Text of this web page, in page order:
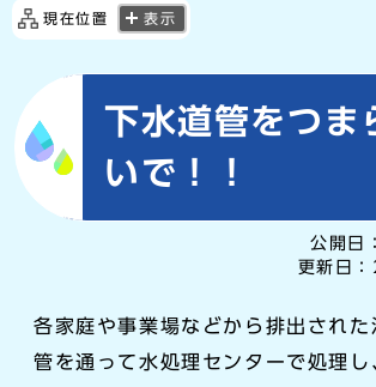
現在位置 表示
下水道管をつま
いで！！
公開日：
更新日：
各家庭や事業場などから排出された
管を通って水処理センターで処理し